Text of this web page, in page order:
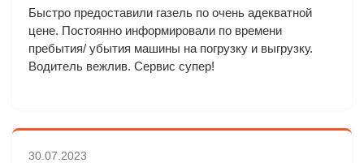
Быстро предоставили газель по очень адекватной
цене. Постоянно информировали по времени
пребытия/ убытия машины на погрузку и выгрузку.
Водитель вежлив. Сервис супер!
30.07.2023